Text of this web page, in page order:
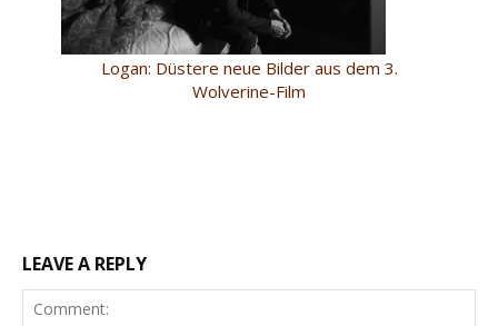
Logan: Düstere neue Bilder aus dem 3.
Wolverine-Film
LEAVE A REPLY